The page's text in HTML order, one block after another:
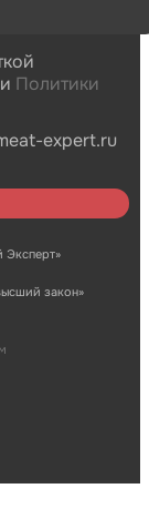
Политики
expert.ru
закон»